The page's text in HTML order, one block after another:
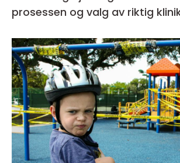
prosessen og valg av riktig